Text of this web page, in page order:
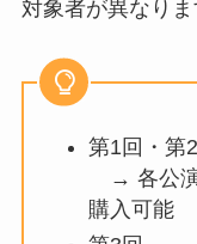
対象者が異なりま
第1回・第
→ 各公演
購入可能